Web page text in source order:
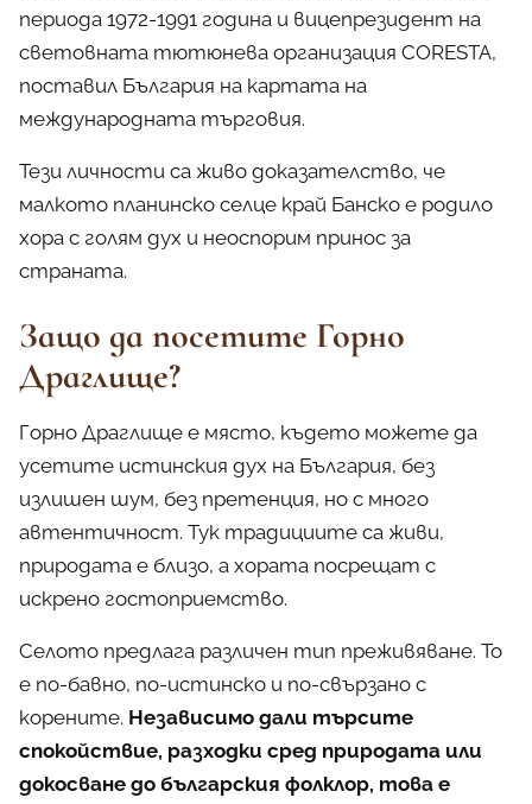
периода 1972-1991 година и вицепрезидент на
световната тютюнева организация CORESTA,
поставил България на картата на
международната търговия.
Тези личности са живо доказателство, че
малкото планинско селце край Банско е родило
хора с голям дух и неоспорим принос за
страната.
Защо да посетите Горно
Драглище?
Горно Драглище е място, където можете да
усетите истинския дух на България, без
излишен шум, без претенция, но с много
автентичност. Тук традициите са живи,
природата е близо, а хората посрещат с
искрено гостоприемство.
Селото предлага различен тип преживяване. То
е по-бавно, по-истинско и по-свързано с
корените. Независимо дали търсите
спокойствие, разходки сред природата или
докосване до българския фолклор, това е